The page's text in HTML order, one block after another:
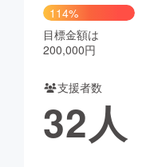
CAMPFIRE Creation
コミュニティ
114%
目標金額は
200,000円
支援者数
32人